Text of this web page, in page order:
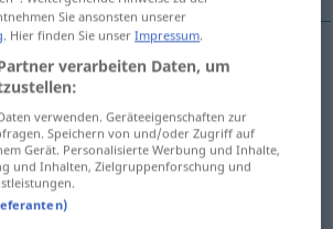
bündeln
Strahlen
Sie ansonsten unserer
. Hier finden Sie unserImpressum.
verarbeiten Daten, um
verwenden. Geräteeigenschaften zur
Speichern von und/oder Zugriff auf
Gerät. Personalisierte Werbung und Inhalte,
und Inhalten, Zielgruppenforschung und